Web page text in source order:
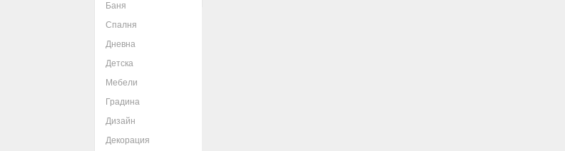
Баня
Спалня
Дневна
Детска
Мебели
Градина
Дизайн
Декорация